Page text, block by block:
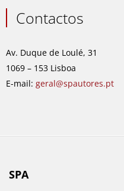
e
b
o
k
t
a
r
a
m
k
e
i
n
Contactos
Av. Duque de Loulé, 31
1069 – 153 Lisboa
E-mail: geral@spautores.pt
SPA